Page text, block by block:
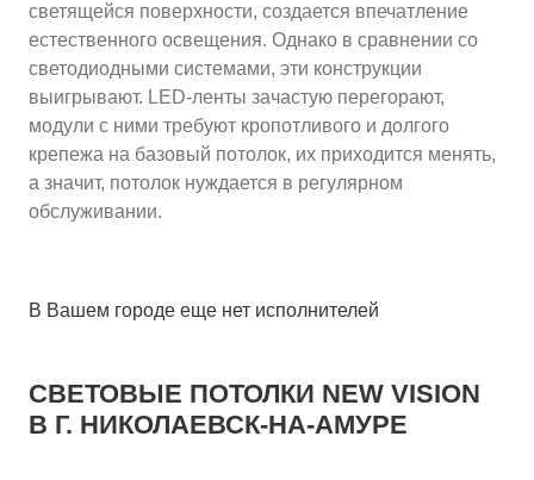
светящейся поверхности, создается впечатление
естественного освещения. Однако в сравнении со
светодиодными системами, эти конструкции
выигрывают. LED-ленты зачастую перегорают,
модули с ними требуют кропотливого и долгого
крепежа на базовый потолок, их приходится менять,
а значит, потолок нуждается в регулярном
обслуживании.
В Вашем городе еще нет исполнителей
СВЕТОВЫЕ ПОТОЛКИ NEW VISION
В Г. НИКОЛАЕВСК-НА-АМУРЕ